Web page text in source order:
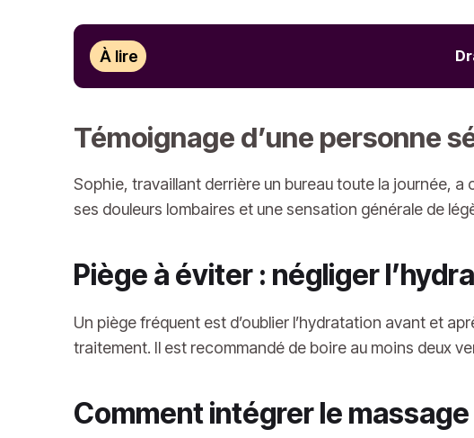
À lire
Témoignage d’une personne
Sophie, travaillant derrière un bureau toute la journée,
ses douleurs lombaires et une sensation générale de
Piège à éviter : négliger
Un piège fréquent est d’oublier l’hydratation avant et
traitement. Il est recommandé de boire au moins deux
Comment intégrer le